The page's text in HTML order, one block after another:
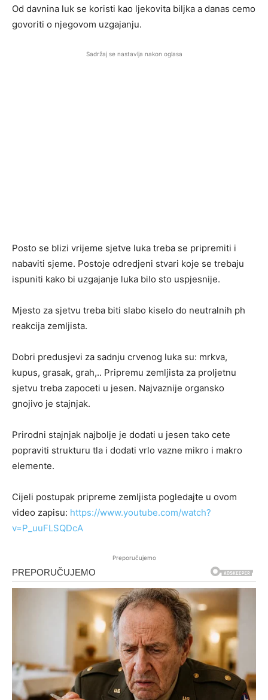
Od davnina luk se koristi kao ljekovita biljka a danas cemo
govoriti o njegovom uzgajanju.
Sadržaj se nastavlja nakon oglasa
Posto se blizi vrijeme sjetve luka treba se pripremiti i
nabaviti sjeme. Postoje odredjeni stvari koje se trebaju
ispuniti kako bi uzgajanje luka bilo sto uspjesnije.
Mjesto za sjetvu treba biti slabo kiselo do neutralnih ph
reakcija zemljista.
Dobri predusjevi za sadnju crvenog luka su: mrkva,
kupus, grasak, grah,.. Pripremu zemljista za proljetnu
sjetvu treba zapoceti u jesen. Najvaznije organsko
gnojivo je stajnjak.
Prirodni stajnjak najbolje je dodati u jesen tako cete
popraviti strukturu tla i dodati vrlo vazne mikro i makro
elemente.
Cijeli postupak pripreme zemljista pogledajte u ovom
video zapisu: https://www.youtube.com/watch?
v=P_uuFLSQDcA
Preporučujemo